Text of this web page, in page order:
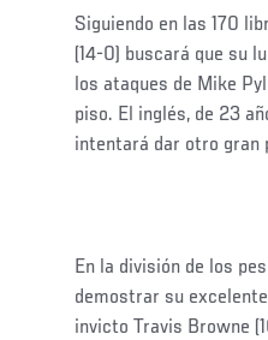
Siguiendo en las 170
(14-0) buscará que su
los ataques de Mike
piso. El inglés, de 23
intentará dar otro gran
En la división de los
demostrar su
invicto Travis Browne